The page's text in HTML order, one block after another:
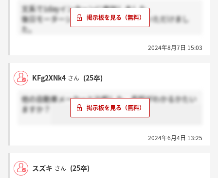
文系で1dayインターンに参加しました。
後日モーターショーのチケットを郵送いただけまし
た。
ィーラーに配属されて、そこでかなりの年数働くこと
も一握りだと感じました。
ずっとディーラーで営業をするみたいなケースもある
ディーラーでの小売りというよりメーカーでの仕事を
希望していたのでこの部分はかなりギャップがあり、
他のインターン参加者の方もそこが引っかかっている
2024年8月7日 15:03
KFg2XNk4 さん (25卒)
他の自動車メーカーと比較した、長短がわかるかたい
ますか？
2024年6月4日 13:25
スズキ さん (25卒)